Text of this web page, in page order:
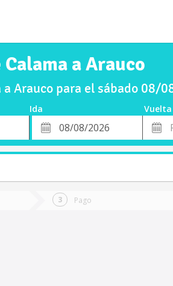
Calama a Arauco
a Arauco para el sábado 08/
Ida
Fecha
de
Fecha
de
Pago